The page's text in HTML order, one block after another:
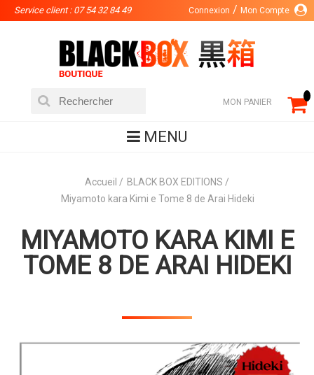
Service client : 07 54 32 84 49 Connexion Mon Compte
MON PANIER
MENU
Accueil
BLACK BOX EDITIONS
Miyamoto kara Kimi e Tome 8 de Arai Hideki
MIYAMOTO KARA KIMI E
TOME 8 DE ARAI HIDEKI